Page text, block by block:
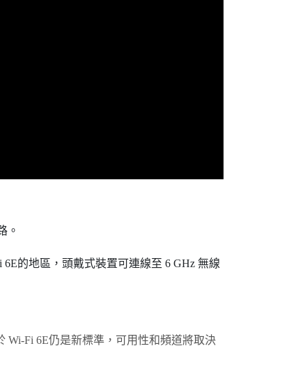
。
6E的地區，頭戴式裝置可連線至 6 GHz 無線
Wi‍-Fi 6E仍是新標準，可用性和頻道將取決